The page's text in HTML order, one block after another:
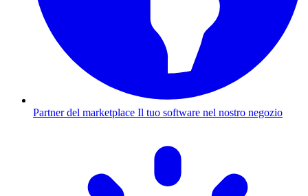
Partner del marketplace Il tuo software nel nostro negozio